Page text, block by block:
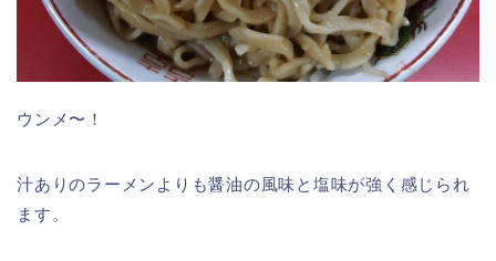
ウンメ〜！
汁ありのラーメンよりも醤油の風味と塩味が強く感じられ
ます。